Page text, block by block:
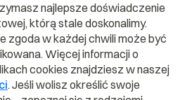
w naszym słowniku.
czym dokładnie jest
najlepsze doświadczenie
którą stale doskonalimy.
zgoda w każdej chwili może być
Więcej informacji o
cookies znajdziesz w naszej
. Jeśli wolisz określić swoje